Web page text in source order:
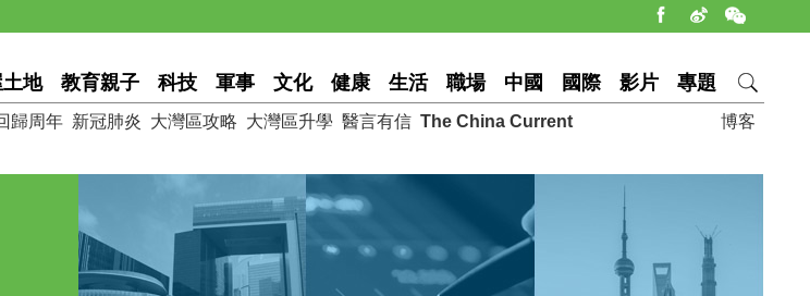
地 教育親子 科技 軍事 文化 健康 生活 職場 中國 國際 影片 專題
博客
歸周年 新冠肺炎 大灣區攻略 大灣區升學 醫言有信 The China Current